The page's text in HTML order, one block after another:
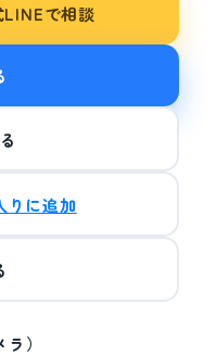
で相談
りに追加
）